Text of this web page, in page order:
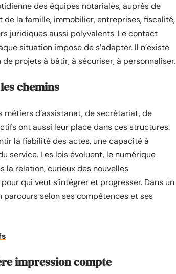
des équipes notariales, auprès de
la famille, immobilier, entreprises, fiscalité,
juridiques aussi polyvalents. Le contact
situation impose de s’adapter. Il n’existe
projets à bâtir, à sécuriser, à personnaliser.
chemins
métiers d’assistanat, de secrétariat, de
ont aussi leur place dans ces structures.
la fiabilité des actes, une capacité à
service. Les lois évoluent, le numérique
la relation, curieux des nouvelles
qui veut s’intégrer et progresser. Dans un
selon ses compétences et ses
impression compte